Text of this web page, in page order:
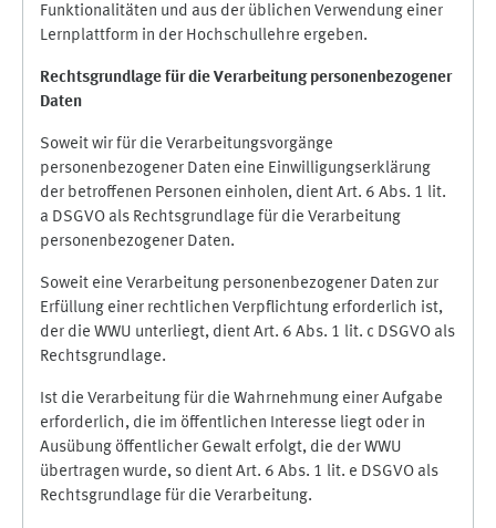
Funktionalitäten und aus der üblichen Verwendung einer
Lernplattform in der Hochschullehre ergeben.
Rechtsgrundlage für die Verarbeitung personenbezogener
Daten
Soweit wir für die Verarbeitungsvorgänge
personenbezogener Daten eine Einwilligungserklärung
der betroffenen Personen einholen, dient Art. 6 Abs. 1 lit.
a DSGVO als Rechtsgrundlage für die Verarbeitung
personenbezogener Daten.
Soweit eine Verarbeitung personenbezogener Daten zur
Erfüllung einer rechtlichen Verpflichtung erforderlich ist,
der die WWU unterliegt, dient Art. 6 Abs. 1 lit. c DSGVO als
Rechtsgrundlage.
Ist die Verarbeitung für die Wahrnehmung einer Aufgabe
erforderlich, die im öffentlichen Interesse liegt oder in
Ausübung öffentlicher Gewalt erfolgt, die der WWU
übertragen wurde, so dient Art. 6 Abs. 1 lit. e DSGVO als
Rechtsgrundlage für die Verarbeitung.